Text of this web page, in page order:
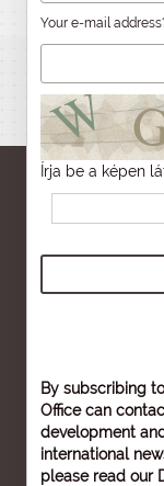
Your e-mail
Írja be a képen
By subscribing
Office can
development
international
please read our